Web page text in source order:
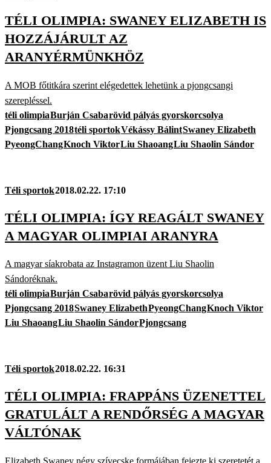
TÉLI OLIMPIA: SWANEY ELIZABETH IS
HOZZÁJÁRULT AZ
ARANYÉRMÜNKHÖZ
A MOB főtitkára szerint elégedettek lehetünk a pjongcsangi
szerepléssel.
téli olimpiaBurján Csabarövid pályás gyorskorcsolya
Pjongcsang 2018téli sportokVékássy BálintSwaney Elizabeth
PyeongChangKnoch ViktorLiu ShaoangLiu Shaolin Sándor
Téli sportok2018.02.22. 17:10
TÉLI OLIMPIA: ÍGY REAGÁLT SWANEY
A MAGYAR OLIMPIAI ARANYRA
A magyar síakrobata az Instagramon üzent Liu Shaolin
Sándoréknak.
téli olimpiaBurján Csabarövid pályás gyorskorcsolya
Pjongcsang 2018Swaney ElizabethPyeongChangKnoch Viktor
Liu ShaoangLiu Shaolin SándorPjongcsang
Téli sportok2018.02.22. 16:31
TÉLI OLIMPIA: FRAPPÁNS ÜZENETTEL
GRATULÁLT A RENDŐRSÉG A MAGYAR
VÁLTÓNAK
Elizabeth Swaney négy szívecske formájában fejezte ki szeretetét a